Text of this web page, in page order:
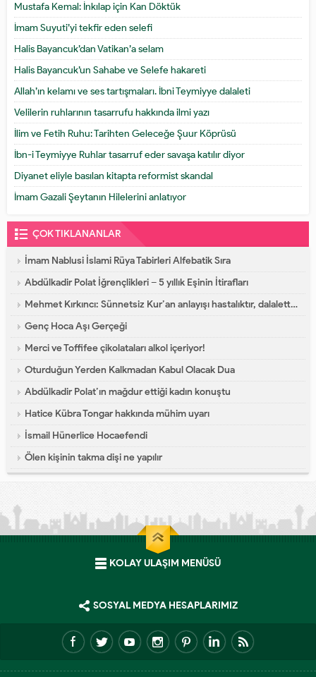
Mustafa Kemal: İnkılap için Kan Döktük
İmam Suyuti’yi tekfir eden selefi
Halis Bayancuk’dan Vatikan’a selam
Halis Bayancuk’un Sahabe ve Selefe hakareti
Allah’ın kelamı ve ses tartışmaları. İbni Teymiyye dalaleti
Velilerin ruhlarının tasarrufu hakkında ilmi yazı
İlim ve Fetih Ruhu: Tarihten Geleceğe Şuur Köprüsü
İbn-i Teymiyye Ruhlar tasarruf eder savaşa katılır diyor
Diyanet eliyle basılan kitapta reformist skandal
İmam Gazali Şeytanın Hilelerini anlatıyor
ÇOK TIKLANANLAR
İmam Nablusi İslami Rüya Tabirleri Alfebatik Sıra
Abdülkadir Polat İğrençlikleri – 5 yıllık Eşinin İtirafları
Mehmet Kırkıncı: Sünnetsiz Kur’an anlayışı hastalıktır, dalalettir!
Genç Hoca Aşı Gerçeği
Merci ve Toffifee çikolataları alkol içeriyor!
Oturduğun Yerden Kalkmadan Kabul Olacak Dua
Abdülkadir Polat’ın mağdur ettiği kadın konuştu
Hatice Kübra Tongar hakkında mühim uyarı
İsmail Hünerlice Hocaefendi
Ölen kişinin takma dişi ne yapılır
KOLAY ULAŞIM MENÜSÜ
SOSYAL MEDYA HESAPLARIMIZ